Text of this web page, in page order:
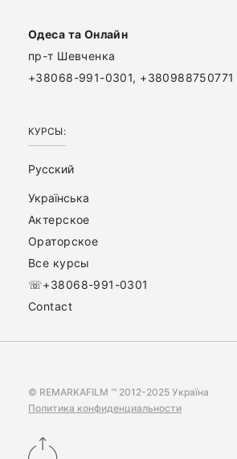
Одеса та Онлайн
пр-т Шевченка
+38068-991-0301, +380988750771
КУРСЫ:
Русский
Українська
Актерское
Ораторское
Все курсы
☏+38068-991-0301
Contact
© REMARKAFILM ™ 2012-2025 Україна
Политика конфиденциальности